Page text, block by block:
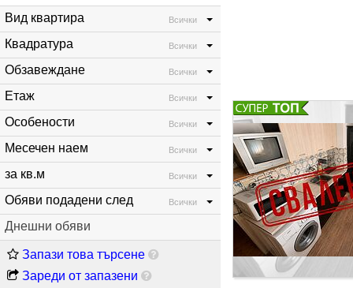
Вид квартира Всички
Квадратура Всички
Обзавеждане Всички
Етаж Всички
Особености Всички
Месечен наем Всички
за кв.м Всички
Обяви подадени след Всички
Днешни обяви
Запази това търсене
Зареди от запазени